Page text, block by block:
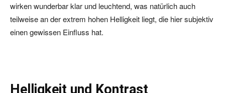
wirken wunderbar klar und leuchtend, was natürlich auch
teilweise an der extrem hohen Helligkeit liegt, die hier subjektiv
einen gewissen Einfluss hat.
Helligkeit und Kontrast